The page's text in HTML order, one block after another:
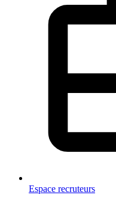
Espace recruteurs